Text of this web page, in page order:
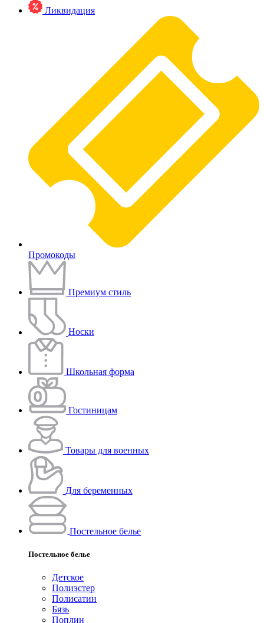
Ликвидация
Промокоды
Премиум стиль
Носки
Школьная форма
Гостиницам
Товары для военных
Для беременных
Постельное белье
Постельное белье
Детское
Полиэстeр
Полисатин
Бязь
Поплин